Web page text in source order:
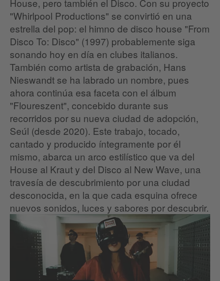
House, pero también el Disco. Con su proyecto
"Whirlpool Productions" se convirtió en una
estrella del pop: el himno de disco house "From
Disco To: Disco" (1997) probablemente siga
sonando hoy en día en clubes italianos.
También como artista de grabación, Hans
Nieswandt se ha labrado un nombre, pues
ahora continúa esa faceta con el álbum
"Floureszent", concebido durante sus
recorridos por su nueva ciudad de adopción,
Seúl (desde 2020). Este trabajo, tocado,
cantado y producido íntegramente por él
mismo, abarca un arco estilístico que va del
House al Kraut y del Disco al New Wave, una
travesía de descubrimiento por una ciudad
desconocida, en la que cada esquina ofrece
nuevos sonidos, luces y sabores por descubrir.